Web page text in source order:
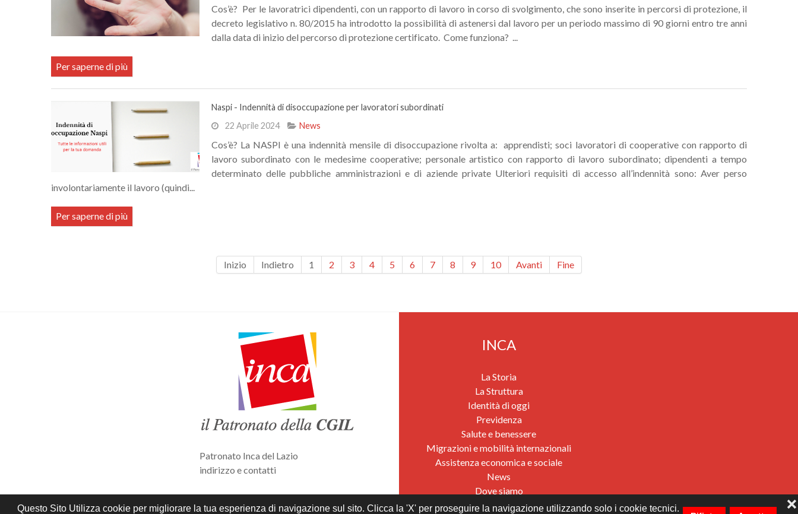
Questo Sito Utilizza cookie per migliorare la tua esperienza di navigazione sul sito. Clicca la 'X' per proseguire la navigazione utilizzando solo i cookie tecnici. ❌
Cos’è? Per le lavoratrici dipendenti, con un rapporto di lavoro in corso di svolgimento, che sono inserite in percorsi di protezione, il
decreto legislativo n. 80/2015 ha introdotto la possibilità di astenersi dal lavoro per un periodo massimo di 90 giorni entro tre anni
dalla data di inizio del percorso di protezione certificato. Come funziona? ...
Per saperne di più
Naspi - Indennità di disoccupazione per lavoratori subordinati
22 Aprile 2024
News
Cos’è? La NASPI è una indennità mensile di disoccupazione rivolta a: apprendisti; soci lavoratori di cooperative con rapporto di
lavoro subordinato con le medesime cooperative; personale artistico con rapporto di lavoro subordinato; dipendenti a tempo
determinato delle pubbliche amministrazioni e di aziende private Ulteriori requisiti di accesso all’indennità sono: Aver perso
involontariamente il lavoro (quindi...
Per saperne di più
Inizio Indietro 1 2 3 4 5 6 7 8 9 10 Avanti Fine
Patronato Inca del Lazio
indirizzo e contatti
Privacy e cookies policy
INCA
La Storia
La Struttura
Identità di oggi
Previdenza
Salute e benessere
Migrazioni e mobilità internazionali
Assistenza economica e sociale
News
Dove siamo